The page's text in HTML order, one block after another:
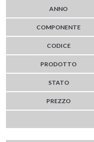
ANNO
COMPONENTE
CODICE
PRODOTTO
STATO
PREZZO